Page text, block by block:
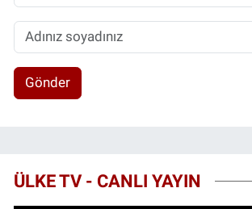
Gönder
ÜLKE TV - CANLI YAYIN